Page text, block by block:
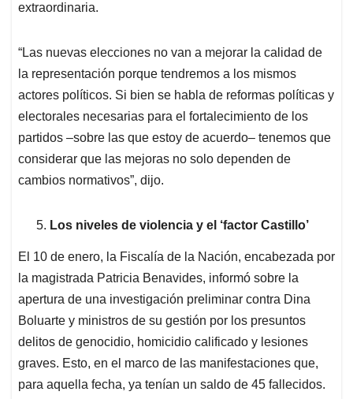
extraordinaria.
“Las nuevas elecciones no van a mejorar la calidad de
la representación porque tendremos a los mismos
actores políticos. Si bien se habla de reformas políticas y
electorales necesarias para el fortalecimiento de los
partidos –sobre las que estoy de acuerdo– tenemos que
considerar que las mejoras no solo dependen de
cambios normativos”, dijo.
Los niveles de violencia y el ‘factor Castillo’
El 10 de enero, la Fiscalía de la Nación, encabezada por
la magistrada Patricia Benavides, informó sobre la
apertura de una investigación preliminar contra Dina
Boluarte y ministros de su gestión por los presuntos
delitos de genocidio, homicidio calificado y lesiones
graves. Esto, en el marco de las manifestaciones que,
para aquella fecha, ya tenían un saldo de 45 fallecidos.